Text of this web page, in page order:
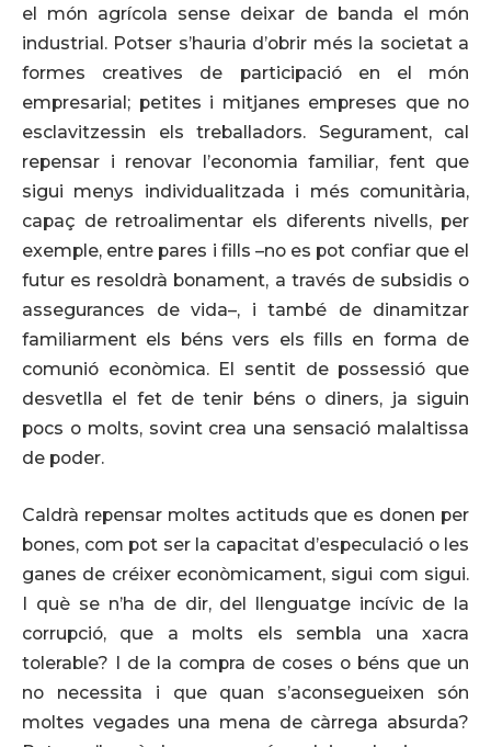
el món agrícola sense deixar de banda el món
industrial. Potser s’hauria d’obrir més la societat a
formes creatives de participació en el món
empresarial; petites i mitjanes empreses que no
esclavitzessin els treballadors. Segurament, cal
repensar i renovar l’economia familiar, fent que
sigui menys individualitzada i més comunitària,
capaç de retroalimentar els diferents nivells, per
exemple, entre pares i fills –no es pot confiar que el
futur es resoldrà bonament, a través de subsidis o
assegurances de vida–, i també de dinamitzar
familiarment els béns vers els fills en forma de
comunió econòmica. El sentit de possessió que
desvetlla el fet de tenir béns o diners, ja siguin
pocs o molts, sovint crea una sensació malaltissa
de poder.
Caldrà repensar moltes actituds que es donen per
bones, com pot ser la capacitat d’especulació o les
ganes de créixer econòmicament, sigui com sigui.
I què se n’ha de dir, del llenguatge incívic de la
corrupció, que a molts els sembla una xacra
tolerable? I de la compra de coses o béns que un
no necessita i que quan s’aconsegueixen són
moltes vegades una mena de càrrega absurda?